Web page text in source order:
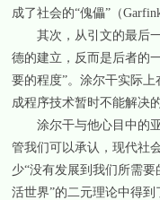
成了社会的“傀儡”（
其次，从引文的最后一
德的建立，反而是后者的
要的程度”。涂尔干实际
成程序技术暂时不能解决
涂尔干与他心目中的亚
管我们可以承认，现代社
少“没有发展到我们所需
活世界”的二元理论中得